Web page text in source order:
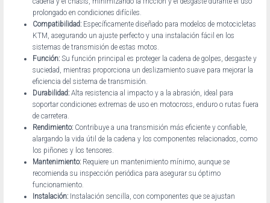
prolongado en condiciones difíciles.
Compatibilidad:Específicamente diseñado para modelos de motocicletas
KTM, asegurando un ajuste perfecto y una instalación fácil en los
sistemas de transmisión de estas motos.
Función:Su función principal es proteger la cadena de golpes, desgaste y
suciedad, mientras proporciona un deslizamiento suave para mejorar la
eficiencia del sistema de transmisión.
Durabilidad:Alta resistencia al impacto y a la abrasión, ideal para
soportar condiciones extremas de uso en motocross, enduro o rutas fuera
de carretera.
Rendimiento:Contribuye a una transmisión más eficiente y confiable,
alargando la vida útil de la cadena y los componentes relacionados, como
los piñones y los tensores.
Mantenimiento:Requiere un mantenimiento mínimo, aunque se
recomienda su inspección periódica para asegurar su óptimo
funcionamiento.
Instalación:Instalación sencilla, con componentes que se ajustan